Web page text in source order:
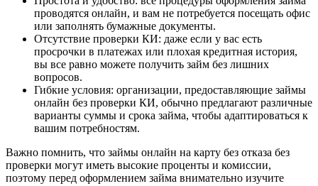
проводятся онлайн, и вам не потребуется посещать офис
или заполнять бумажные документы.
Отсутствие проверки КИ: даже если у вас есть
просрочки в платежах или плохая кредитная история,
вы все равно можете получить займ без лишних
вопросов.
Гибкие условия: организации, предоставляющие займы
онлайн без проверки КИ, обычно предлагают различные
варианты суммы и срока займа, чтобы адаптироваться к
вашим потребностям.
Важно помнить, что займы онлайн на карту без отказа без
проверки могут иметь высокие проценты и комиссии,
поэтому перед оформлением займа внимательно изучите